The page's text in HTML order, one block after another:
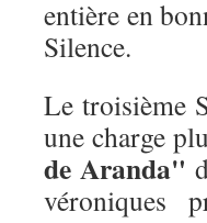
entière en
Silence.
Le troisième
une charge
de Aranda"
véroniques